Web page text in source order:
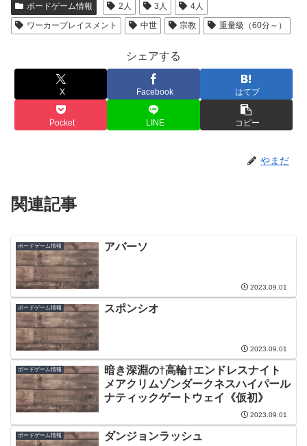
ボードゲーム情報 2人 3人
4人
ワーカープレイスメント
中世 宗教 重量級（60分～）
シェアする
X Facebook はてブ
Pocket LINE コピー
やまだ
関連記事
ボードゲーム情報 アバーソ
2023.09.01
ボードゲーム情報 スポンシオ
2023.09.01
ボードゲーム情報
暗き深淵の†高輪†エンドレスナイト
メアクリムゾンダークネスハイパール
ナティックゲートウェイ《仮初》
2023.09.01
ボードゲーム情報 ダンジョンラッシュ